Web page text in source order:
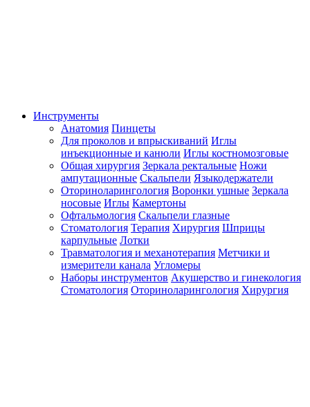
Инструменты
Анатомия Пинцеты
Для проколов и впрыскиваний Иглы
инъекционные и канюли Иглы костномозговые
Общая хирургия Зеркала ректальные Ножи
ампутационные Скальпели Языкодержатели
Оториноларингология Воронки ушные Зеркала
носовые Иглы Камертоны
Офтальмология Скальпели глазные
Стоматология Терапия Хирургия Шприцы
карпульные Лотки
Травматология и механотерапия Метчики и
измерители канала Угломеры
Наборы инструментов Акушерство и гинекология
Стоматология Оториноларингология Хирургия